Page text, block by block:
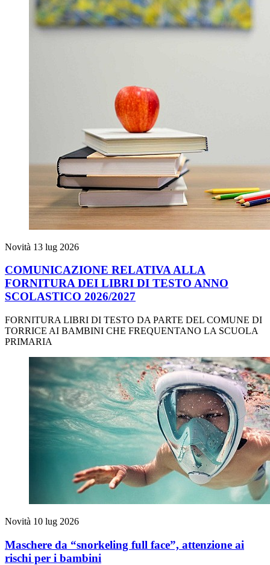
Novità 13 lug 2026
COMUNICAZIONE RELATIVA ALLA
FORNITURA DEI LIBRI DI TESTO ANNO
SCOLASTICO 2026/2027
FORNITURA LIBRI DI TESTO DA PARTE DEL COMUNE DI
TORRICE AI BAMBINI CHE FREQUENTANO LA SCUOLA
PRIMARIA
Novità 10 lug 2026
Maschere da “snorkeling full face”, attenzione ai
rischi per i bambini